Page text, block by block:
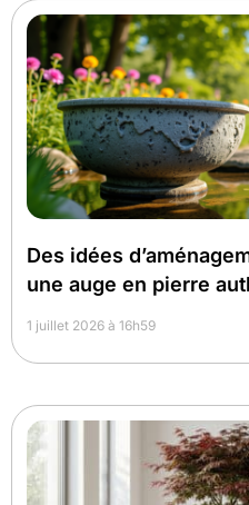
Des idées
une auge en pierre
1 juillet 2026 à 16h59